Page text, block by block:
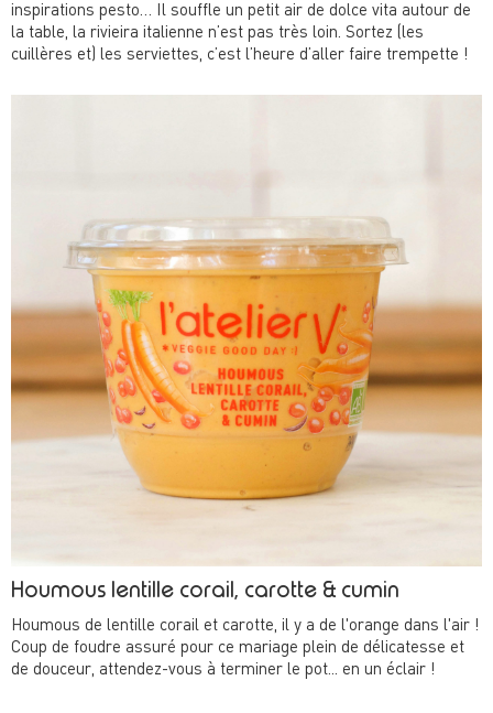
inspirations pesto… Il souffle un petit air de dolce vita autour de
la table, la rivieira italienne n’est pas très loin. Sortez (les
cuillères et) les serviettes, c’est l’heure d’aller faire trempette !
Houmous lentille corail, carotte & cumin
Houmous de lentille corail et carotte, il y a de l'orange dans l'air !
Coup de foudre assuré pour ce mariage plein de délicatesse et
de douceur, attendez-vous à terminer le pot... en un éclair !